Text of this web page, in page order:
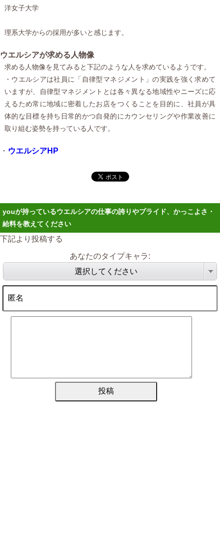
洋女子大学
理系大学からの採用が多いと感じます。
ウエルシアが求める人物像
求める人物像を見てみると下記のような人を求めているようです。
・ウエルシアは社員に「自律型マネジメント」の実践を強く求めて
いますが、自律型マネジメントとは各々異なる地域性やニーズに応
えるため常に地域に密着したお店をつくることを目的に、社員が具
体的な目標を持ち日常的かつ自発的にカウンセリングや作業改善に
取り組む姿勢を持っている人です。
・ ウエルシアHP
youが持っているウエルシアの仕事の誇りやプライド、かっこよさ・
給料を教えてください
下記より投稿する
あなたのタイプキャラ:
選択してください